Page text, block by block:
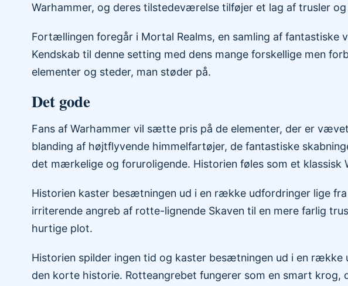
Warhammer, og deres tilstedeværelse tilføjer et lag af trusler
Fortællingen foregår i Mortal Realms, en samling af fantastiske
Kendskab til denne setting med dens mange forskellige men
elementer og steder, man støder på.
Det gode
Fans af Warhammer vil sætte pris på de elementer, der er
blanding af højtflyvende himmelfartøjer, de fantastiske
det mærkelige og foruroligende. Historien føles som et
Historien kaster besætningen ud i en række udfordringer lige
irriterende angreb af rotte-lignende Skaven til en mere farlig
hurtige plot.
Historien spilder ingen tid og kaster besætningen ud i en
den korte historie. Rotteangrebet fungerer som en smart